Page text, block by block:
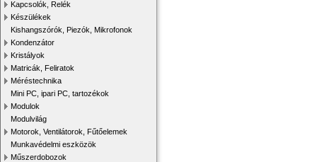
Kapcsolók, Relék
Készülékek
Kishangszórók, Piezók, Mikrofonok
Kondenzátor
Kristályok
Matricák, Feliratok
Méréstechnika
Mini PC, ipari PC, tartozékok
Modulok
Modulvilág
Motorok, Ventilátorok, Fűtőelemek
Munkavédelmi eszközök
Műszerdobozok